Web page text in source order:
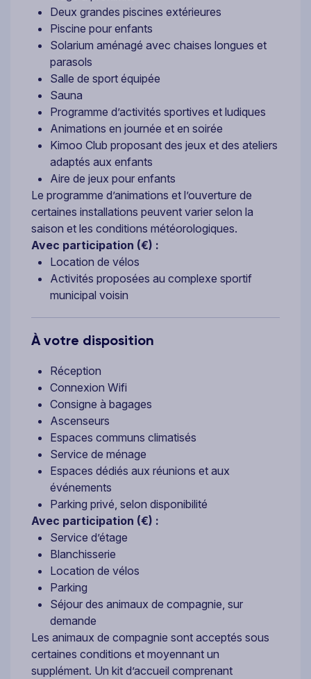
Deux grandes piscines extérieures
Piscine pour enfants
Solarium aménagé avec chaises longues et
parasols
Salle de sport équipée
Sauna
Programme d’activités sportives et ludiques
Animations en journée et en soirée
Kimoo Club proposant des jeux et des ateliers
adaptés aux enfants
Aire de jeux pour enfants
Le programme d’animations et l’ouverture de
certaines installations peuvent varier selon la
saison et les conditions météorologiques.
Avec participation (€) :
Location de vélos
Activités proposées au complexe sportif
municipal voisin
À votre disposition
Réception
Connexion Wifi
Consigne à bagages
Ascenseurs
Espaces communs climatisés
Service de ménage
Espaces dédiés aux réunions et aux
événements
Parking privé, selon disponibilité
Avec participation (€) :
Service d’étage
Blanchisserie
Location de vélos
Parking
Séjour des animaux de compagnie, sur
demande
Les animaux de compagnie sont acceptés sous
certaines conditions et moyennant un
supplément. Un kit d’accueil comprenant